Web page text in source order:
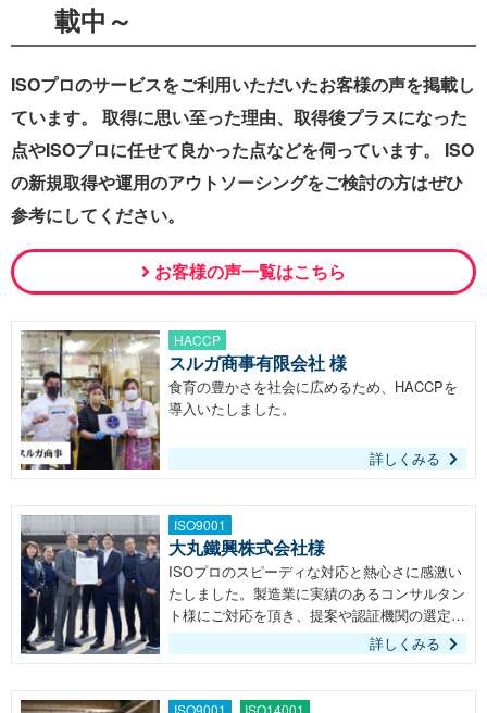
載中～
ISOプロのサービスをご利用いただいたお客様の声を掲載し
ています。 取得に思い至った理由、取得後プラスになった
点やISOプロに任せて良かった点などを伺っています。 ISO
の新規取得や運用のアウトソーシングをご検討の方はぜひ
参考にしてください。
お客様の声一覧はこちら
HACCP
スルガ商事有限会社 様
食育の豊かさを社会に広めるため、HACCPを
導入いたしました。
詳しくみる
ISO9001
大丸鐵興株式会社様
ISOプロのスピーディな対応と熱心さに感激い
たしました。製造業に実績のあるコンサルタン
ト様にご対応を頂き、提案や認証機関の選定、
アドバイスなど弊社に寄り添ったサポートをし
ていただきました。
詳しくみる